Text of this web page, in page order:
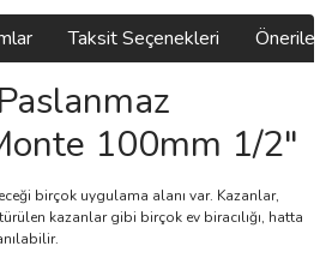
Taksit Seçenekleri
100mm 1/2"
birçok uygulama alanı var. Kazanlar,
kazanlar gibi birçok ev biracılığı, hatta